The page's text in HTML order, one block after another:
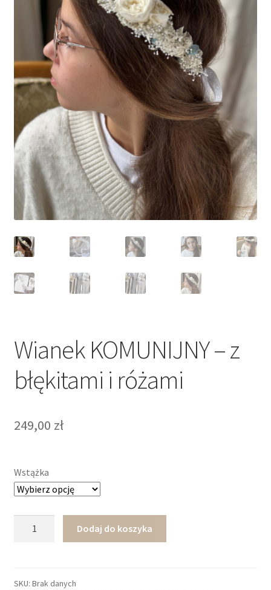
Wianek KOMUNIJNY – z
błękitami i różami
249,00 zł
Wstążka
z
Dodaj do koszyka
SKU: Brak danych